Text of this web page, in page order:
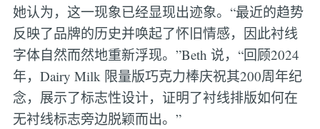
她认为，这一现象已经显现出迹象。“最近的趋势
反映了品牌的历史并唤起了怀旧情感，因此衬线
字体自然而然地重新浮现。”Beth 说，“回顾2024
年，Dairy Milk 限量版巧克力棒庆祝其200周年纪
念，展示了标志性设计，证明了衬线排版如何在
无衬线标志旁边脱颖而出。”